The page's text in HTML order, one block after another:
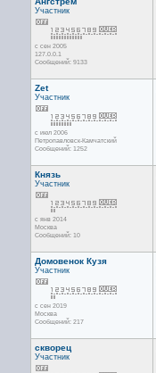
Участник
с сен 2005
127.0.0.1
Сообщений: 9133
Zet
Участник
с июл 2006
Петропавловск-Камчатский
Сообщений: 1252
Князь
Участник
с янв 2014
Москва
Сообщений: 10
Домовенок Кузя
Участник
с сен 2019
Москва
Сообщений: 217
скворец
Участник